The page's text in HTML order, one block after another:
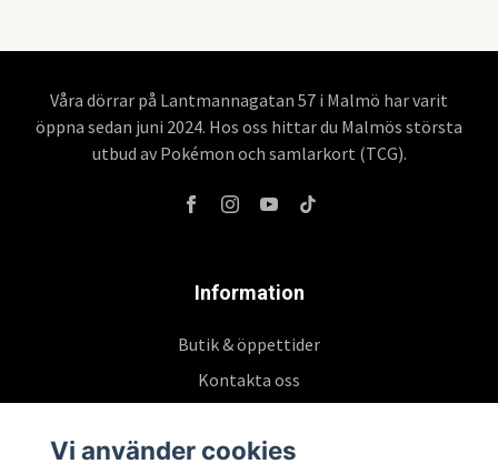
Våra dörrar på Lantmannagatan 57 i Malmö har varit
öppna sedan juni 2024. Hos oss hittar du Malmös största
utbud av Pokémon och samlarkort (TCG).
Information
Butik & öppettider
Kontakta oss
Vi använder cookies